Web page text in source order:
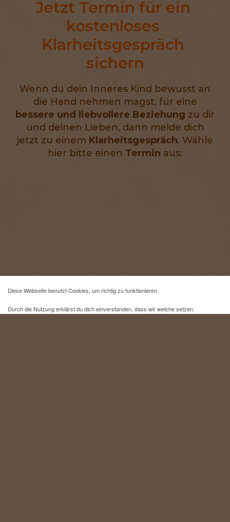
Jetzt Termin für ein
kostenloses
Klarheitsgespräch
sichern
Wenn du dein Inneres Kind bewusst an
die Hand nehmen magst, für eine
bessere und liebvollere Beziehung zu dir
und deinen Lieben, dann melde dich
jetzt zu einem Klarheitsgespräch. Wähle
hier bitte einen Termin aus:
Diese Webseite benutzt Cookies, um richtig zu funktionieren.
Durch die Nutzung erklärst du dich einverstanden, dass wir welche setzen.